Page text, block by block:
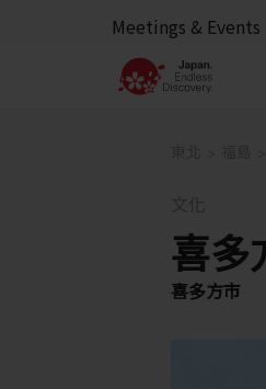
Meetings & Events
喜多
喜多方市